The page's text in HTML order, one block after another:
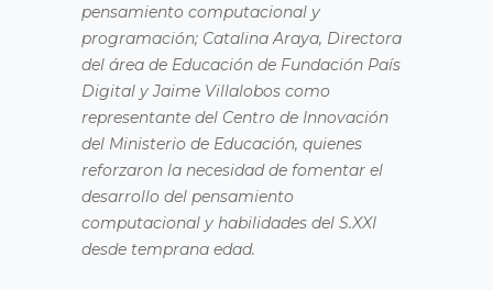
pensamiento computacional y
programación; Catalina Araya, Directora
del área de Educación de Fundación País
Digital y Jaime Villalobos como
representante del Centro de Innovación
del Ministerio de Educación, quienes
reforzaron la necesidad de fomentar el
desarrollo del pensamiento
computacional y habilidades del S.XXI
desde temprana edad.